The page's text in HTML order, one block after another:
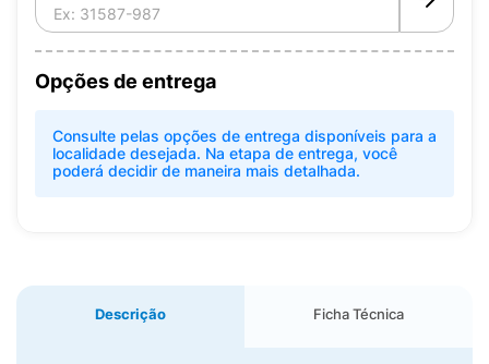
Opções de entrega
Consulte pelas opções de entrega disponíveis para a
localidade desejada. Na etapa de entrega, você
poderá decidir de maneira mais detalhada.
Descrição Ficha Técnica